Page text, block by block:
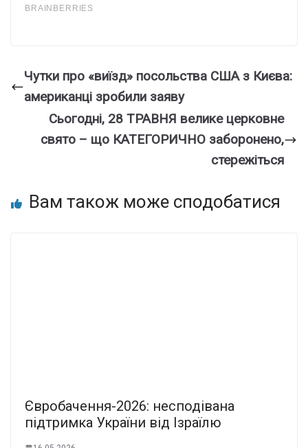
Чутки про «виїзд» посольства США з Києва:
американці зробили заяву
Сьогодні, 28 ТРАВНЯ велике церковне
свято – що КАТЕГОРИЧНО заборонено,
стережіться
Вам також може сподобатися
Євробачення-2026: несподівана
підтримка України від Ізраїлю